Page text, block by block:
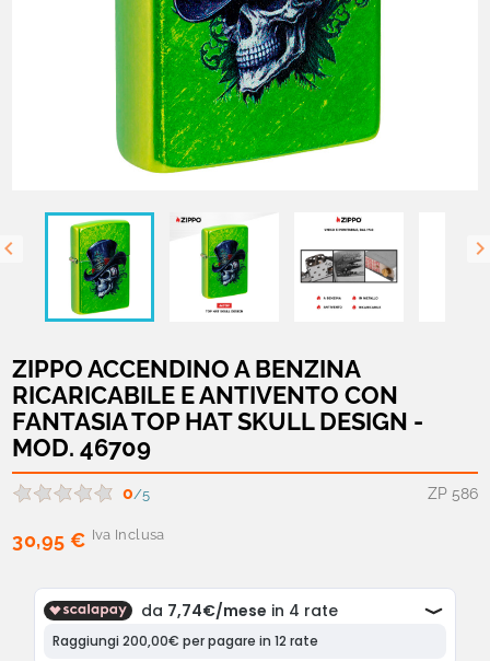
ZIPPO ACCENDINO A BENZINA
RICARICABILE E ANTIVENTO CON
FANTASIA TOP HAT SKULL DESIGN -
MOD. 46709
ZP 586
0/5
30,95 € Iva Inclusa